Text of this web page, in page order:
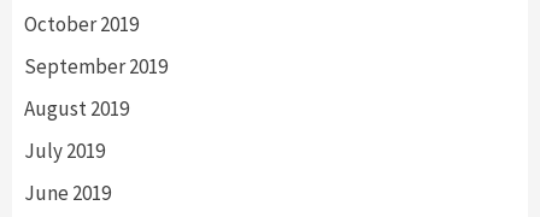
October 2019
September 2019
August 2019
July 2019
June 2019